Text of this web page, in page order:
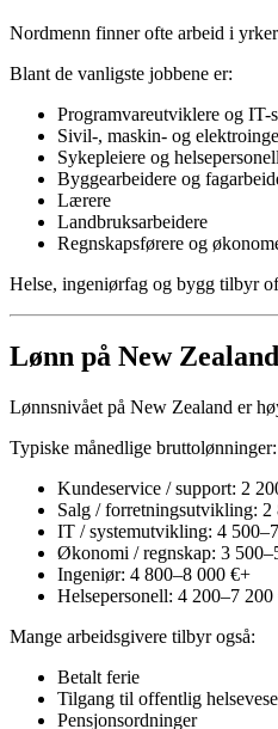
Nordmenn finner ofte arbeid i
Blant de vanligste jobbene er:
Programvareutviklere og IT-
Sivil-, maskin- og
Sykepleiere og helsepersonell
Byggearbeidere og
Lærere
Landbruksarbeidere
Regnskapsførere og
Helse, ingeniørfag og bygg tilbyr
Lønn på New
Lønnsnivået på New Zealand er
Typiske månedlige bruttolønninger:
Kundeservice / support: 2
Salg / forretningsutvikling: 2
IT / systemutvikling: 4
Økonomi / regnskap: 3
Ingeniør: 4 800–8 000 €+
Helsepersonell: 4 200–7 200
Mange arbeidsgivere tilbyr også:
Betalt ferie
Tilgang til offentlig
Pensjonsordninger